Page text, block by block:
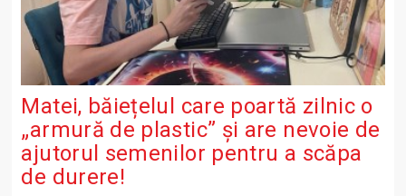
Matei, băiețelul care poartă zilnic o
„armură de plastic” și are nevoie de
ajutorul semenilor pentru a scăpa
de durere!